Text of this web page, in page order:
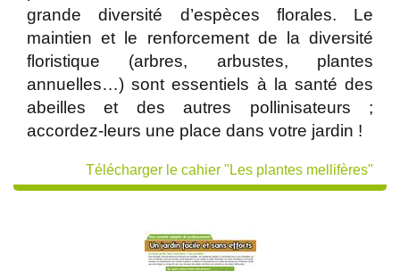
grande diversité d’espèces florales. Le
maintien et le renforcement de la diversité
floristique (arbres, arbustes, plantes
annuelles…) sont essentiels à la santé des
abeilles et des autres pollinisateurs ;
accordez-leurs une place dans votre jardin !
Télécharger le cahier "Les plantes mellifères"